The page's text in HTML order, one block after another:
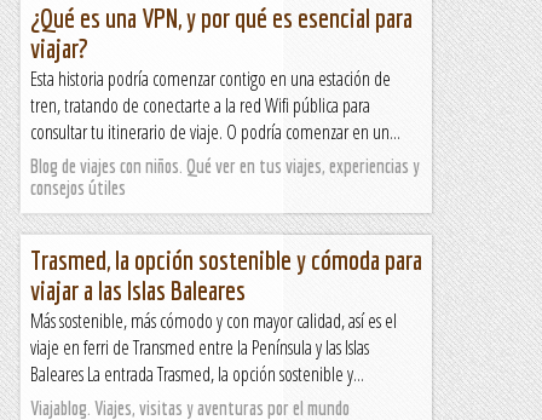
¿Qué es una VPN, y por qué es esencial para
viajar?
Esta historia podría comenzar contigo en una estación de
tren, tratando de conectarte a la red Wifi pública para
consultar tu itinerario de viaje. O podría comenzar en un...
Blog de viajes con niños. Qué ver en tus viajes, experiencias y
consejos útiles
Trasmed, la opción sostenible y cómoda para
viajar a las Islas Baleares
Más sostenible, más cómodo y con mayor calidad, así es el
viaje en ferri de Transmed entre la Península y las Islas
Baleares La entrada Trasmed, la opción sostenible y...
Viajablog. Viajes, visitas y aventuras por el mundo